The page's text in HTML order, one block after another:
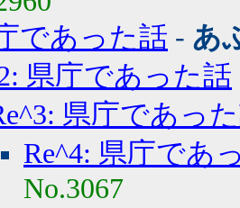
であった話 - あ
県庁であった話
県庁であっ
Re^4: 県庁であ
No.3067